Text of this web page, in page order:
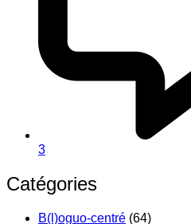
3
Catégories
B(l)oguo-centré (64)